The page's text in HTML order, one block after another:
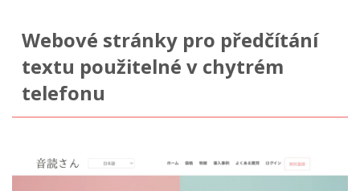
Webové stránky pro předčítání
textu použitelné v chytrém
telefonu